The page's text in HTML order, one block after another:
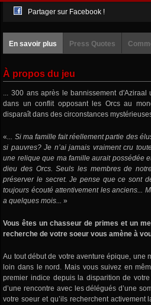
Partager sur Facebook !
En savoir plus Press Quotes
À propos du jeu
... 300 ans après le bannissement
dans un conflit opposant les Orcs au
disparaît dans des circonstances
«... Si ma famille fait réellement partie des
si pauvres? Je n’ai jamais vraiment cru
une relique que ma famille aurait possédée
dieu des Orcs. Seuls les membres de
préserver le secret. Je pense que ce sont
toujours écouté attentivement les anciens...
a quelques mois...»
Vous êtes un chasseur de primes et un
recherche de votre soeur vous amène à
Au tout début de votre aventure épique, une
loin dans le nord. Mais vous suivez en
premier indice depuis la disparition de
d’une rencontre avec les délégués d’une
votre soeur et qu’ils recherchent activement